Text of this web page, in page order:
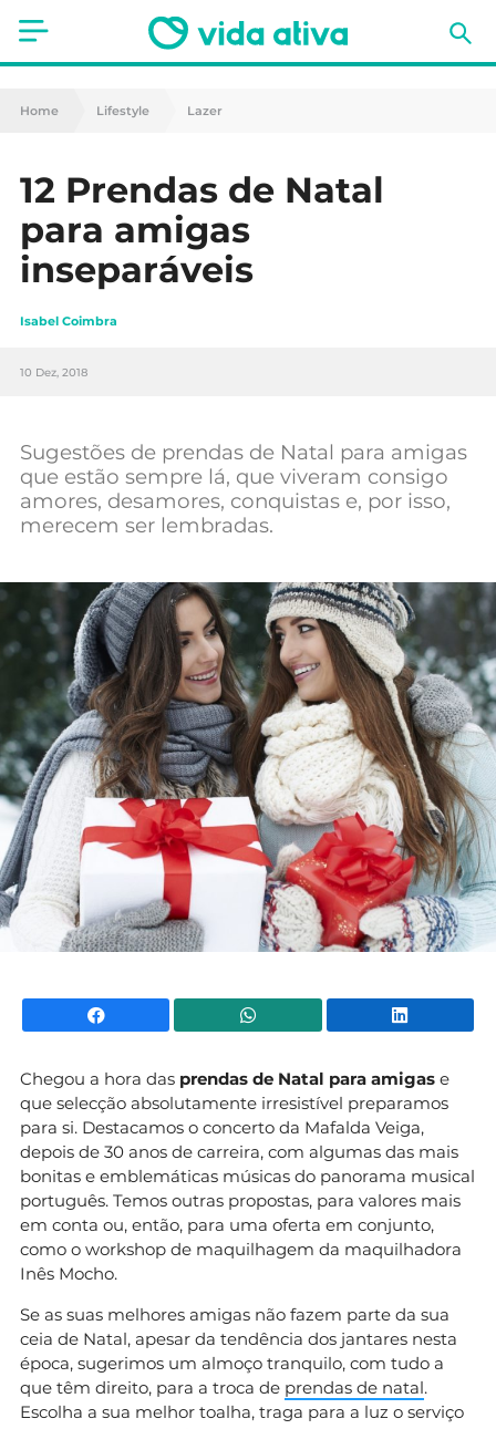
Saúde
Nutrição
Receitas
Fitness
Mães e Bebés
Home Lifestyle Lazer
12 Prendas de Natal
para amigas
inseparáveis
Isabel Coimbra
10 Dez, 2018
Sugestões de prendas de Natal para amigas
que estão sempre lá, que viveram consigo
amores, desamores, conquistas e, por isso,
merecem ser lembradas.
Facebook WhatsApp
Chegou a hora das prendas de Natal para amigas e
que selecção absolutamente irresistível preparamos
para si. Destacamos o concerto da Mafalda Veiga,
depois de 30 anos de carreira, com algumas das mais
bonitas e emblemáticas músicas do panorama musical
português. Temos outras propostas, para valores mais
em conta ou, então, para uma oferta em conjunto,
como o workshop de maquilhagem da maquilhadora
Inês Mocho.
Se as suas melhores amigas não fazem parte da sua
ceia de Natal, apesar da tendência dos jantares nesta
época, sugerimos um almoço tranquilo, com tudo a
que têm direito, para a troca de prendas de natal.
Escolha a sua melhor toalha, traga para a luz o serviço